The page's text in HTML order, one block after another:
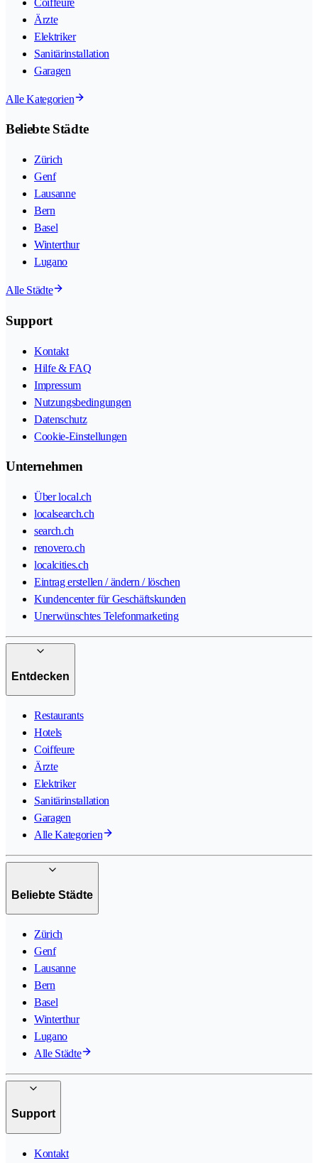
Ärzte
Elektriker
Sanitärinstallation
Garagen
Alle Kategorien
Beliebte Städte
Zürich
Genf
Lausanne
Bern
Basel
Winterthur
Lugano
Alle Städte
Support
Kontakt
Hilfe & FAQ
Impressum
Nutzungsbedingungen
Datenschutz
Cookie-Einstellungen
Unternehmen
Über local.ch
localsearch.ch
search.ch
renovero.ch
localcities.ch
Eintrag erstellen / ändern / löschen
Kundencenter für Geschäftskunden
Unerwünschtes Telefonmarketing
Entdecken
Restaurants
Hotels
Coiffeure
Ärzte
Elektriker
Sanitärinstallation
Garagen
Alle Kategorien
Beliebte Städte
Zürich
Genf
Lausanne
Bern
Basel
Winterthur
Lugano
Alle Städte
Support
Kontakt